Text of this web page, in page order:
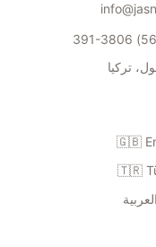
تركيا
🇬🇧
🇹🇷
العربية